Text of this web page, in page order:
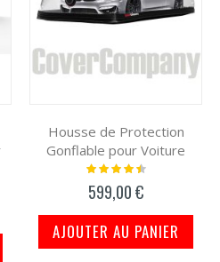
Housse de Protection
Gonflable pour Voiture
Notation:
599,00 €
AJOUTER AU PANIER